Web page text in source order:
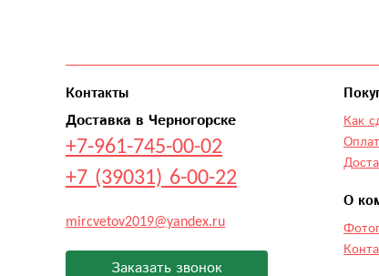
Контакты
Доставка в Черногорске
+7-961-745-00-02
+7 (39031) 6-00-22
mircvetov2019@yandex.ru
Заказать звонок
Как
О